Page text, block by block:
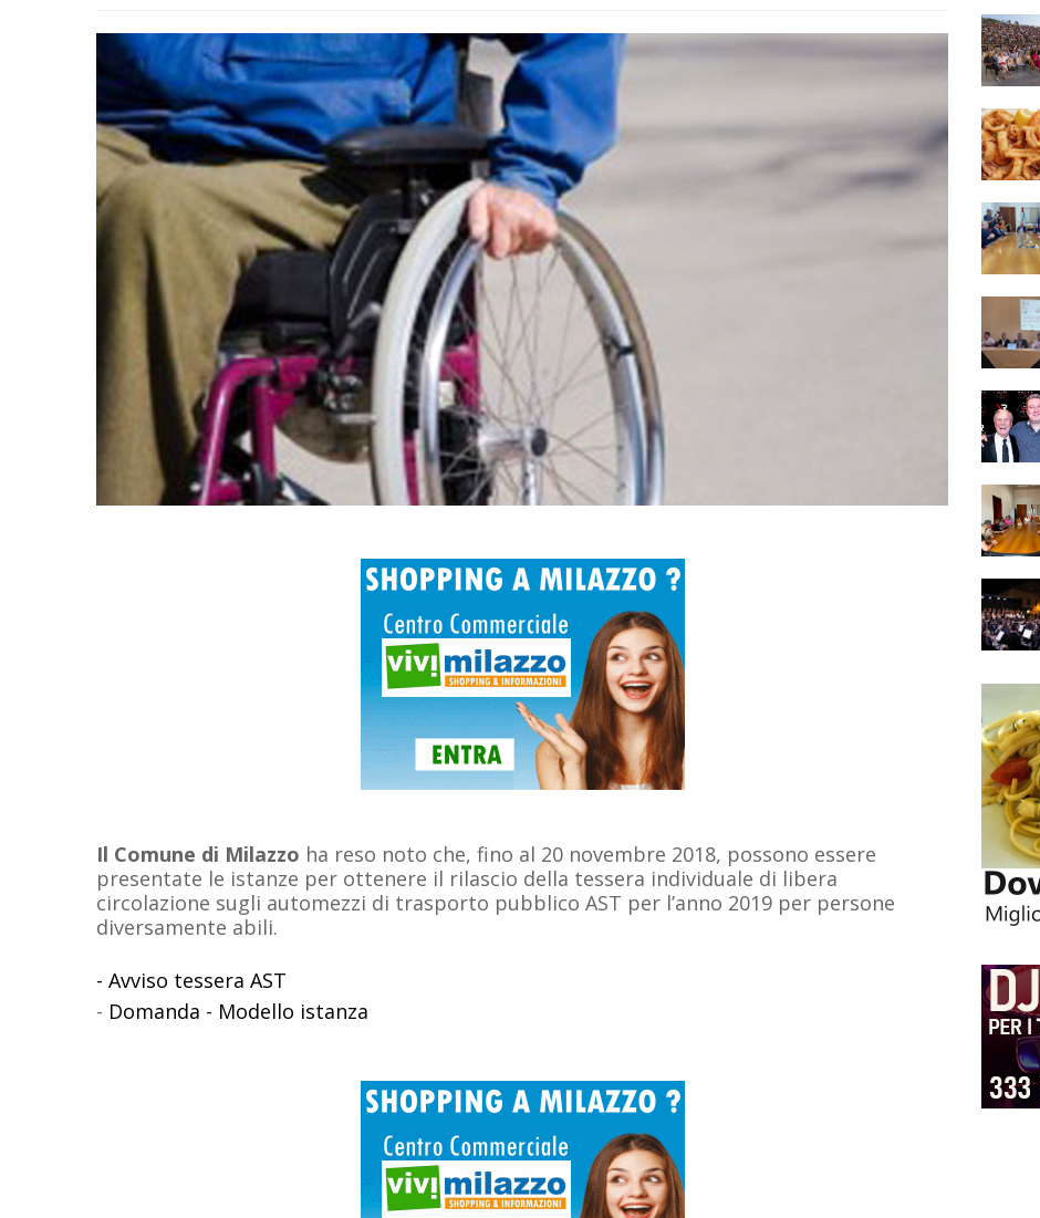
Il Comune di Milazzo ha reso noto che, fino al 20 novembre 2018, possono essere
presentate le istanze per ottenere il rilascio della tessera individuale di libera
circolazione sugli automezzi di trasporto pubblico AST per l’anno 2019 per persone
diversamente abili.
- Avviso tessera AST
- Domanda - Modello istanza